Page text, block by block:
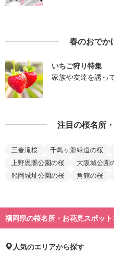
春のおでか
いちご狩り特集
家族や友達を誘っ
注目の桜名所
三春滝桜 千鳥ヶ淵緑道の桜
上野恩賜公園の桜
大阪城公園
船岡城址公園の桜
角館の桜
福岡県の桜名所・お花見スポッ
人気のエリアから探す